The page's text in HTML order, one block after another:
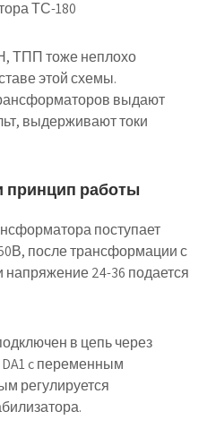
ТС-180
ТПП тоже неплохо
этой схемы.
выдают
выдерживают токи
работы
поступает
после трансформации с
24-36 подается
в цепь через
c переменным
регулируется